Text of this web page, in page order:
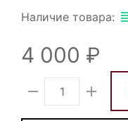
Наличие товара:
4 000